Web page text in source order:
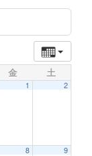
金 土
1 2
8 9